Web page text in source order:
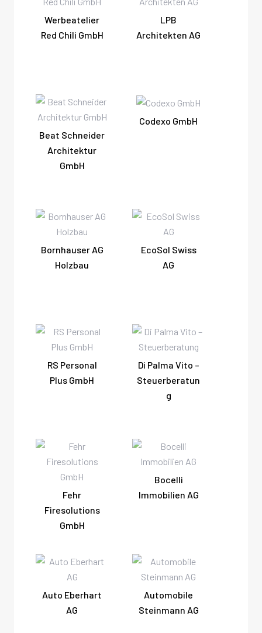
Werbeatelier
Red Chili GmbH
LPB
Architekten AG
Beat Schneider
Architektur
GmbH
Codexo GmbH
Bornhauser AG
Holzbau
EcoSol Swiss
AG
RS Personal
Plus GmbH
Di Palma Vito –
Steuerberatun
g
Fehr
Firesolutions
GmbH
Bocelli
Immobilien AG
Auto Eberhart
AG
Automobile
Steinmann AG